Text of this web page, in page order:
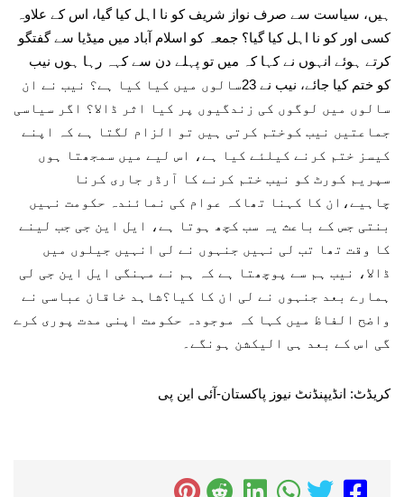
ہیں، سیاست سے صرف نواز شریف کو نا اہل کیا گیا، اس کے علاوہ
کسی اور کو نا اہل کیا گیا؟ جمعہ کو اسلام آباد میں میڈیا سے گفتگو
کرتے ہوئے انہوں نے کہا کہ میں تو پہلے دن سے کہہ رہا ہوں نیب
کو ختم کیا جائے، نیب نے 23سالوں میں کیا کیا ہے؟ نیب نے ان
سالوں میں لوگوں کی زندگیوں پر کیا اثر ڈالا؟ اگر سیاسی
جماعتیں نیب کوختم کرتی ہیں تو الزام لگتا ہے کہ اپنے
کیسز ختم کرنے کیلئے کیا ہے، اس لیے میں سمجھتا ہوں
سپریم کورٹ کو نیب ختم کرنے کا آرڈر جاری کرنا
چاہیے،ان کا کہنا تھاکہ عوام کی نمائندہ حکومت نہیں
بنتی جس کے باعث یہ سب کچھ ہوتا ہے، ایل این جی جب لینے
کا وقت تھا تب لی نہیں جنہوں نے لی انہیں جیلوں میں
ڈالا، نیب ہم سے پوچھتا ہے کہ ہم نے مہنگی ایل این جی لی
ہمارے بعد جنہوں نے لی ان کا کیا؟شاہد خاقان عباسی نے
واضح الفاظ میں کہا کہ موجودہ حکومت اپنی مدت پوری کرے
گی اس کے بعد ہی الیکشن ہونگے۔
کریڈٹ: انڈیپنڈنٹ نیوز پاکستان-آئی این پی